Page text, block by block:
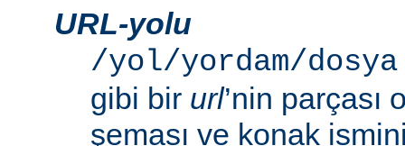
URL-yolu
/yol/yordam/
gibi bir url’nin parçası
şeması ve konak